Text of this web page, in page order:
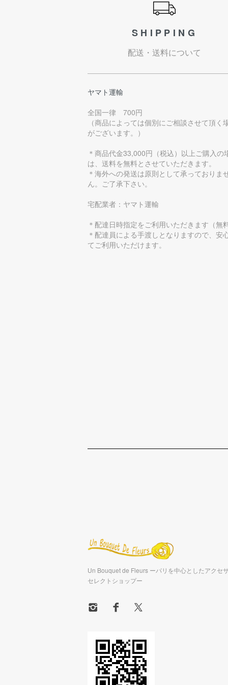
SHIPPING
配送・送料について
ヤマト運輸
全国一律 700円
（商品によっては個別にご相談させて頂く
がございます。）
＊商品代金33,000円（税込）以上ご購入の
は、送料を無料とさせていただきます。
＊海外への発送は原則として承っておりま
ん。ご了承下さい。
宅配業者：ヤマト運輸
＊配達日時指定をご利用いただきます（無料
＊配達員による手渡しとなりますので、安
てご利用いただけます。
Un Bouquet de Fleurs ーパリを中心としたアクセ
セレクトショップー